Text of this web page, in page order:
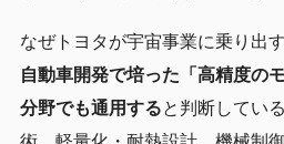
なぜトヨタが宇宙事業に乗り出
自動車開発で培った「高精度の
分野でも通用すると判断してい